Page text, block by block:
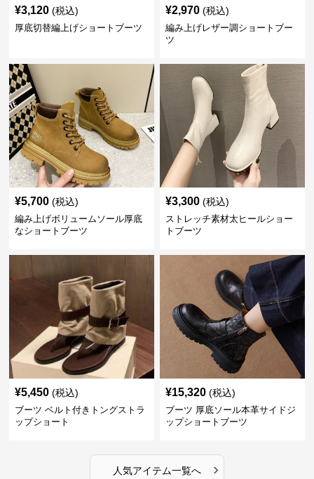
¥3,120 (税込)
厚底切替編上げショートブーツ
¥2,970 (税込)
編み上げレザー調ショートブー
ツ
¥5,700 (税込)
編み上げボリュームソール厚底
なショートブーツ
¥3,300 (税込)
ストレッチ素材太ヒールショー
トブーツ
¥5,450 (税込)
ブーツ ベルト付きトングストラ
ップショート
¥15,320 (税込)
ブーツ 厚底ソール本革サイドジ
ップショートブーツ
人気アイテム一覧へ ›